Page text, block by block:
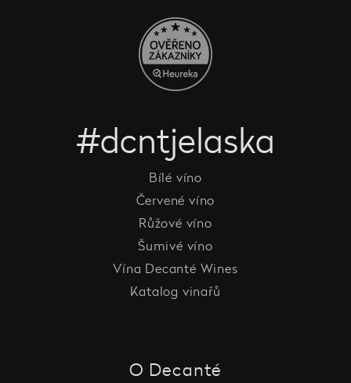
#dcntjelaska
Bílé víno
Červené víno
Růžové víno
Šumivé víno
Vína Decanté Wines
Katalog vinařů
O Decanté